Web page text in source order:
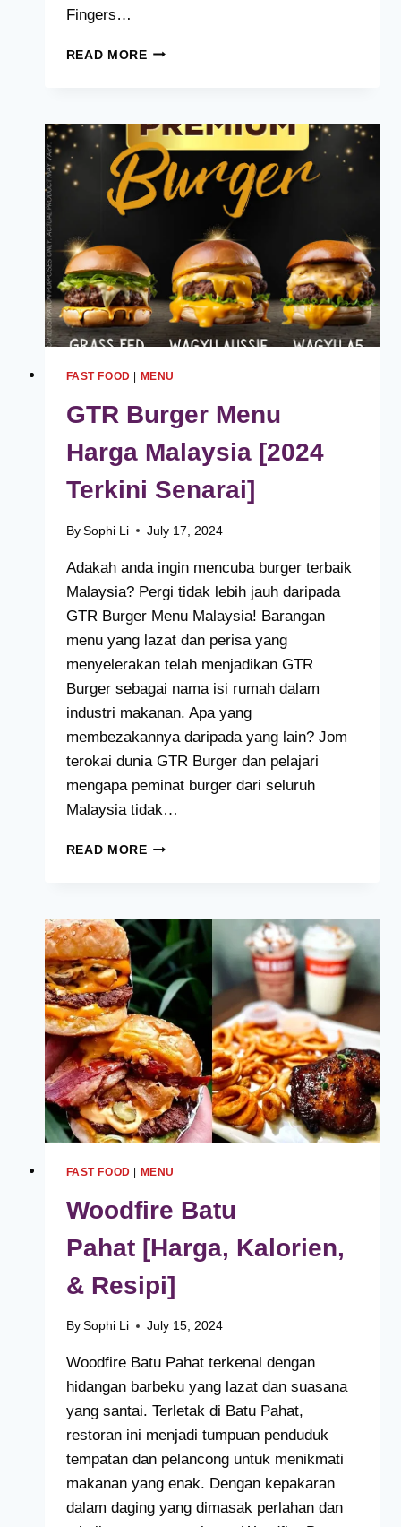
Fingers…
READ MORE4
MENU
MALAYSIA
[2024
TERKINI]
FAST FOOD MENU
GTR Burger Menu
Harga Malaysia [2024
Terkini Senarai]
By Sophi Li July 17, 2024
Adakah anda ingin mencuba burger terbaik
Malaysia? Pergi tidak lebih jauh daripada
GTR Burger Menu Malaysia! Barangan
menu yang lazat dan perisa yang
menyelerakan telah menjadikan GTR
Burger sebagai nama isi rumah dalam
industri makanan. Apa yang
membezakannya daripada yang lain? Jom
terokai dunia GTR Burger dan pelajari
mengapa peminat burger dari seluruh
Malaysia tidak…
READ MOREGTR
MALAYSIA
[2024
TERKINI
SENARAI]
FAST FOOD | MENU
Woodfire Batu
Pahat [Harga, Kalorien,
& Resipi]
By Sophi Li July 15, 2024
Woodfire Batu Pahat terkenal dengan
hidangan barbeku yang lazat dan suasana
yang santai. Terletak di Batu Pahat,
restoran ini menjadi tumpuan penduduk
tempatan dan pelancong untuk menikmati
makanan yang enak. Dengan kepakaran
dalam daging yang dimasak perlahan dan